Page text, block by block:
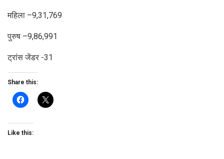
महिला –9,31,769
पुरुष –9,86,991
ट्रांस जेंडर -31
Share this:
Like this: